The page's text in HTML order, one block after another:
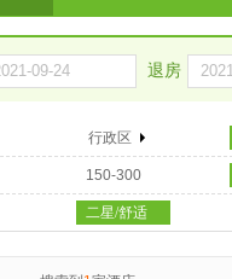
退房
行政区
150-300
二星/舒适